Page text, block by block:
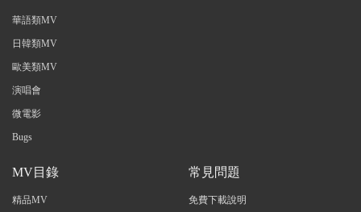
華語類MV
日韓類MV
歐美類MV
演唱會
微電影
Bugs
MV目錄
精品MV
常見問題
免費下載說明